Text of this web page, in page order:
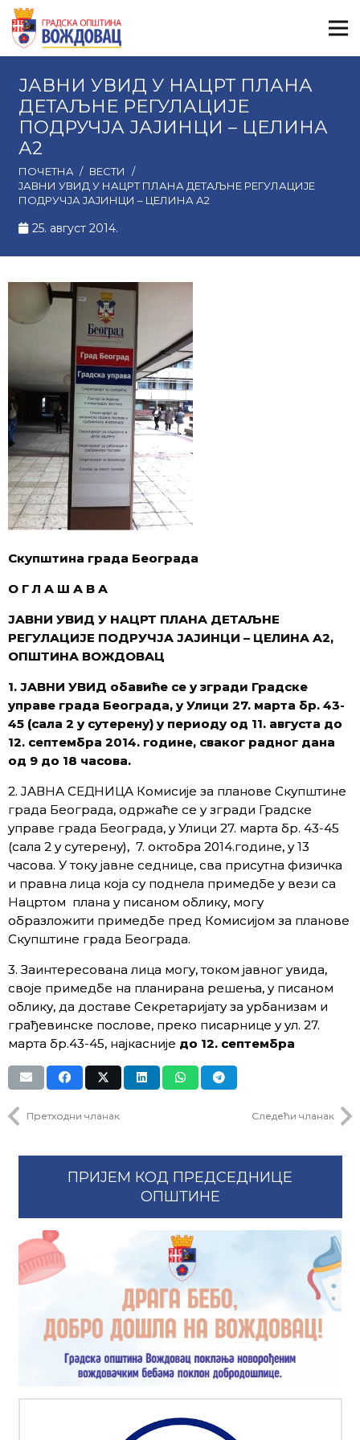
ЈАВНИ УВИД У НАЦРТ ПЛАНА
ДЕТАЉНЕ РЕГУЛАЦИЈЕ
ПОДРУЧЈА ЈАЈИНЦИ – ЦЕЛИНА
А2
ПОЧЕТНА / ВЕСТИ
/
ЈАВНИ УВИД У НАЦРТ ПЛАНА ДЕТАЉНЕ РЕГУЛАЦИЈЕ
ПОДРУЧЈА ЈАЈИНЦИ – ЦЕЛИНА А2
25. август 2014.
Скупштинa града Београда
О Г Л А Ш А В А
ЈАВНИ УВИД У НАЦРТ ПЛАНА ДЕТАЉНЕ
РЕГУЛАЦИЈЕ ПОДРУЧЈА ЈАЈИНЦИ – ЦЕЛИНА А2,
ОПШТИНА ВОЖДОВАЦ
1. ЈАВНИ УВИД обавиће се у згради Градске
управе града Београда, у Улици 27. марта бр. 43-
45 (сала 2 у сутерену) у периоду од 11. августа до
12. септембра 2014. године, сваког радног дана
од 9 до 18 часова.
2. ЈАВНА СЕДНИЦА Комисије за планове Скупштине
града Београда, одржаће се у згради Градске
управе града Београда, у Улици 27. марта бр. 43-45
(сала 2 у сутерену), 7. октобра 2014.године, у 13
часова. У току јавне седнице, сва присутна физичка
и правна лица која су поднела примедбе у вези са
Нацртом плана у писаном облику, могу
образложити примедбе пред Комисијом за планове
Скупштине града Београда.
3. Заинтересована лица могу, током јавног увида,
своје примедбе на планирана решења, у писаном
облику, да доставе Секретаријату за урбанизам и
грађевинске послове, преко писарнице у ул. 27.
марта бр.43-45, најкасније до 12. септембра
Претходни чланак Следећи чланак
ПРИЈЕМ КОД ПРЕДСЕДНИЦЕ
ОПШТИНЕ